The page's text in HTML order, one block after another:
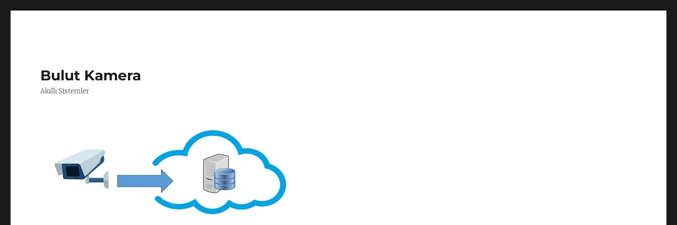
Bulut Kamera
Akıllı Sistemler